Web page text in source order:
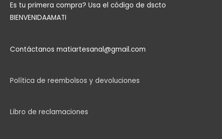
Es tu primera compra? Usa el código de dscto
BIENVENIDAAMATI
Contáctanos matiartesanal@gmail.com
Política de reembolsos y devoluciones
Libro de reclamaciones